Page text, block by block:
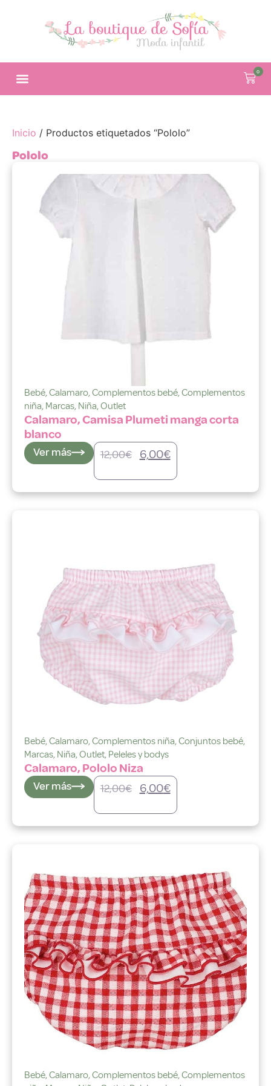
0
Inicio / Productos etiquetados “Pololo”
Pololo
Bebé,Calamaro,Complementos bebé,Complementos
niña, Marcas, Niña,Outlet
Calamaro, Camisa Plumeti manga corta
blanco
Ver más 12,00€ 6,00€
Bebé,Calamaro,Complementos niña,Conjuntos bebé,
Marcas, Niña,Outlet, Peleles y bodys
Calamaro, Pololo Niza
Ver más 12,00€ 6,00€
Bebé,Calamaro,Complementos bebé,Complementos